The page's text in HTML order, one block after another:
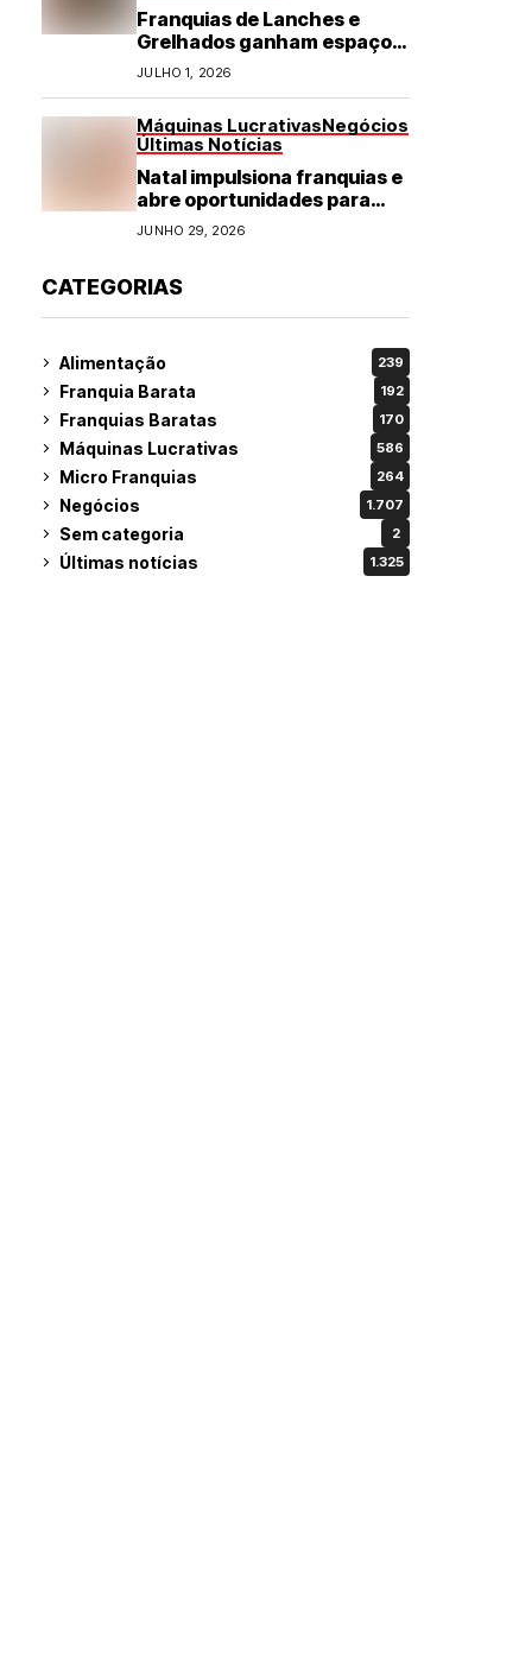
Franquias de Lanches e
Grelhados ganham espaço
com demanda por refeições
rápidas e de qualidade
JULHO 1, 2026
Máquinas LucrativasNegócios
Últimas Notícias
Natal impulsiona franquias e
abre oportunidades para
diversos segmentos do
JUNHO 29, 2026
CATEGORIAS
Alimentação 239
Franquia Barata 192
Franquias Baratas 170
Máquinas Lucrativas 586
Micro Franquias 264
Negócios 1.707
Sem categoria 2
Últimas notícias 1.325